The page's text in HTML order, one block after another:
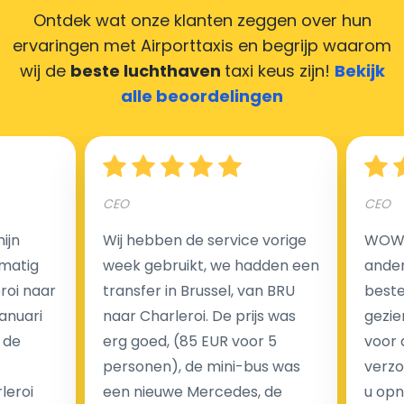
zorgen ervoor dat uw chauffeur deze krijgt.
Hoeveel kost een luchthaven taxi transfer in
Een van de meest aantrekkelijke voordelen van
luchthaventaxi's is een vast tarief voor uw rit. In
tegenstelling tot traditionele taxi's met taxameter
brengen wij u geen extra kosten in rekening voor de
nachtrit.
We hebben geen ophaaltarief of extra kosten voor
wachttijd als uw vlucht vertraging heeft.
Ontdek wat onze klanten zeggen over hun
ervaringen met Airporttaxis en begrijp waarom
wij de beste luchthaven taxi keus zijn! Bekijk
alle beoordelingen
naar
CEO
Wij hebben de service vorige
week gebruikt, we hadden een
transfer in Brussel, van BRU
naar Charleroi. De prijs was
erg goed, (85 EUR voor 5
personen), de mini-bus was
een nieuwe Mercedes, de
CEO
voor
u